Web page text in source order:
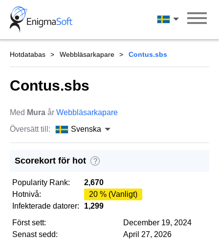
Skip
content
Svenska
Hotdatabas Webbläsarkapare Contus.sbs
Contus.sbs
Med Mura år Webbläsarkapare
Översätt till:
Svenska
Scorekort för hot ?
Popularity Rank:
2,670
Hotnivå:
20 % (Vanligt)
Infekterade datorer:
1,299
Först sett:
December 19, 2024
Senast sedd:
April 27, 2026